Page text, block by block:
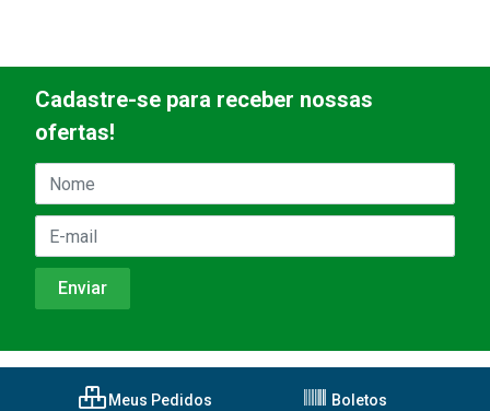
Cadastre-se para receber nossas
ofertas!
Meus Pedidos Boletos